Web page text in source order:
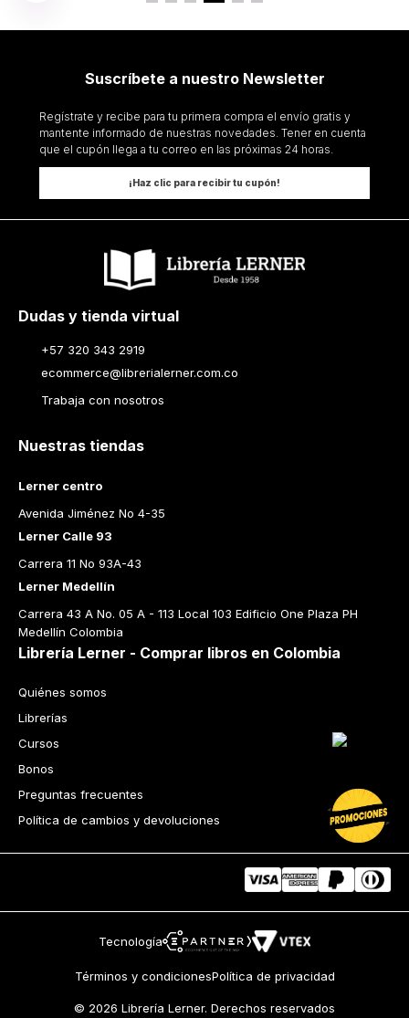
Suscríbete a nuestro Newsletter
Regístrate y recibe para tu primera compra el envío gratis y
mantente informado de nuestras novedades. Tener en cuenta
que el cupón llega a tu correo en las próximas 24 horas.
¡Haz clic para recibir tu cupón!
Dudas y tienda virtual
+57 320 343 2919
ecommerce@librerialerner.com.co
Trabaja con nosotros
Nuestras tiendas
Lerner centro
Avenida Jiménez No 4-35
Lerner Calle 93
Carrera 11 No 93A-43
Lerner Medellín
Carrera 43 A No. 05 A - 113 Local 103 Edificio One Plaza PH
Medellín Colombia
Librería Lerner - Comprar libros en Colombia
Quiénes somos
Librerías
Cursos
Bonos
Preguntas frecuentes
Política de cambios y devoluciones
Tecnología
Términos y condicionesPolítica de privacidad
© 2026 Librería Lerner. Derechos reservados